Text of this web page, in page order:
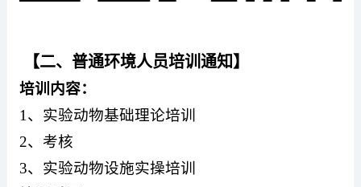
【二、普通环境人员培训通知】
培训内容：
1、实验动物基础理论培训
2、考核
3、实验动物设施实操培训